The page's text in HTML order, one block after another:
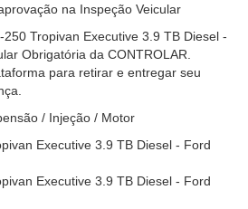
na Inspeção Veicular
Tropivan Executive 3.9 TB Diesel -
Obrigatória da CONTROLAR.
para retirar e entregar seu
/ Injeção / Motor
Executive 3.9 TB Diesel - Ford
Executive 3.9 TB Diesel - Ford